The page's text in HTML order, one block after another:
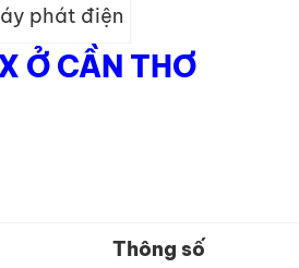
phát điện
Ở CẦN THƠ
Thông số